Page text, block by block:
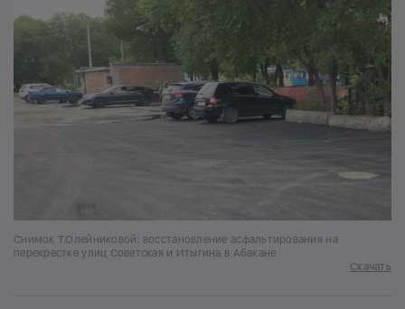
Снимок Т.Олейниковой: восстановление асфальтирования на
перекрестке улиц Советская и Итыгина в Абакане
Скачать